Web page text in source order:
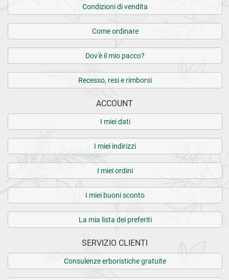
Condizioni di vendita
Come ordinare
Dov'è il mio pacco?
Recesso, resi e rimborsi
ACCOUNT
I miei dati
I miei indirizzi
I miei ordini
I miei buoni sconto
La mia lista dei preferiti
SERVIZIO CLIENTI
Consulenze erboristiche gratuite